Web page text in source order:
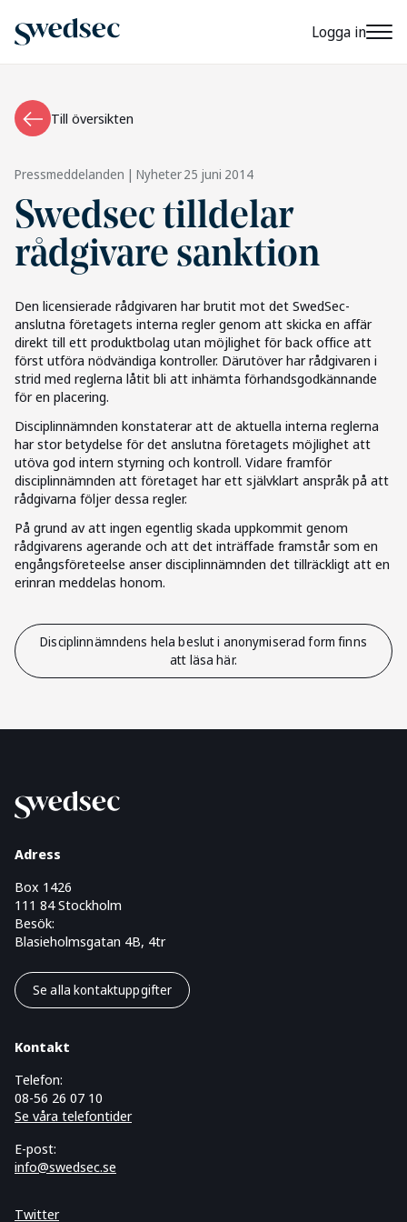
Logga in
Till översikten
Pressmeddelanden | Nyheter25 juni 2014
Swedsec tilldelar
rådgivare sanktion
Den licensierade rådgivaren har brutit mot det SwedSec-
anslutna företagets interna regler genom att skicka en affär
direkt till ett produktbolag utan möjlighet för back office att
först utföra nödvändiga kontroller. Därutöver har rådgivaren i
strid med reglerna låtit bli att inhämta förhandsgodkännande
för en placering.
Disciplinnämnden konstaterar att de aktuella interna reglerna
har stor betydelse för det anslutna företagets möjlighet att
utöva god intern styrning och kontroll. Vidare framför
disciplinnämnden att företaget har ett självklart anspråk på att
rådgivarna följer dessa regler.
På grund av att ingen egentlig skada uppkommit genom
rådgivarens agerande och att det inträffade framstår som en
engångsföreteelse anser disciplinnämnden det tillräckligt att en
erinran meddelas honom.
Disciplinnämndens hela beslut i anonymiserad form finns
att läsa här.
Adress
Box 1426
111 84 Stockholm
Besök:
Blasieholmsgatan 4B, 4tr
Se alla kontaktuppgifter
Kontakt
Telefon:
08-56 26 07 10
Se våra telefontider
E-post:
info@swedsec.se
Twitter